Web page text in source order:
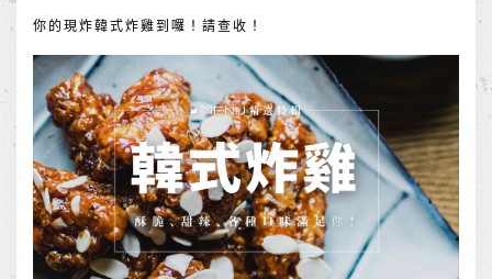
你的現炸韓式炸雞到囉！請查收！